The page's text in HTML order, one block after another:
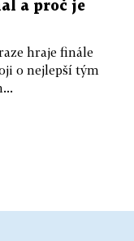
a proč je
hraje finále
o nejlepší tým